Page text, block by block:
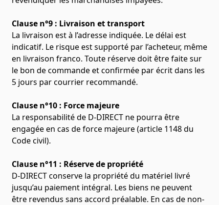
Clause n°9 : Livraison et transport
La livraison est à l’adresse indiquée. Le délai est
indicatif. Le risque est supporté par l’acheteur, même
en livraison franco. Toute réserve doit être faite sur
le bon de commande et confirmée par écrit dans les
5 jours par courrier recommandé.
Clause n°10 : Force majeure
La responsabilité de D-DIRECT ne pourra être
engagée en cas de force majeure (article 1148 du
Code civil).
Clause n°11 : Réserve de propriété
D-DIRECT conserve la propriété du matériel livré
jusqu’au paiement intégral. Les biens ne peuvent
être revendus sans accord préalable. En cas de non-